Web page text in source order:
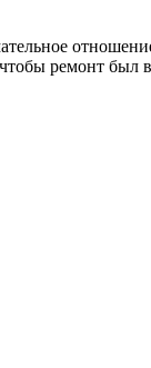
ремонт был